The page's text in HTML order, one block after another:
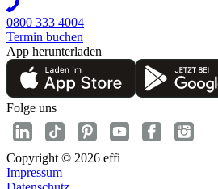
0800 333 4004
Termin buchen
App herunterladen
Folge uns
Copyright © 2026 effi
Impressum